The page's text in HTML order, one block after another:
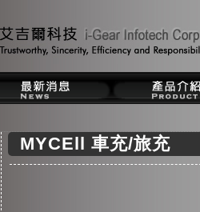
MYCEll 車充/旅充